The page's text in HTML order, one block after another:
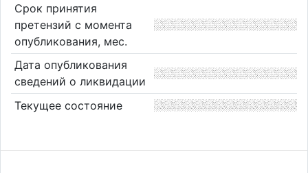
Срок принятия
претензий с момента
опубликования, мес.
Дата опубликования
сведений о ликвидации
Текущее состояние